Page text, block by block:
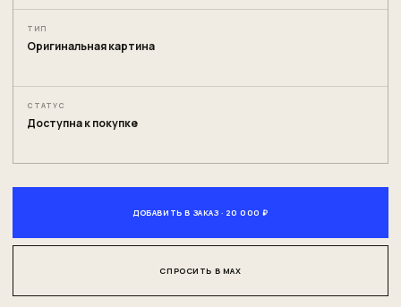
ТИП
Оригинальная картина
СТАТУС
Доступна к покупке
ДОБАВИТЬ В ЗАКАЗ · 20 000 ₽
СПРОСИТЬ В MAX